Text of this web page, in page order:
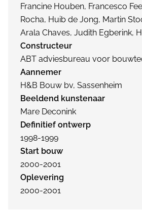
Francine Houben, Francesco
Rocha, Huib de Jong, Martin
Arala Chaves, Judith Egberink,
Constructeur
ABT adviesbureau voor
Aannemer
H&B Bouw bv, Sassenheim
Beeldend kunstenaar
Mare Deconink
Definitief ontwerp
1998-1999
Start bouw
2000-2001
Oplevering
2000-2001